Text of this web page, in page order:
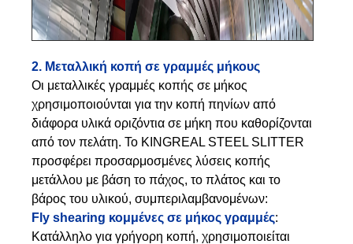
2. Μεταλλική κοπή σε γραμμές μήκους
Οι μεταλλικές γραμμές κοπής σε μήκος
χρησιμοποιούνται για την κοπή πηνίων από
διάφορα υλικά οριζόντια σε μήκη που καθορίζονται
από τον πελάτη. Το KINGREAL STEEL SLITTER
προσφέρει προσαρμοσμένες λύσεις κοπής
μετάλλου με βάση το πάχος, το πλάτος και το
βάρος του υλικού, συμπεριλαμβανομένων:
Fly shearing κομμένες σε μήκος γραμμές:
Κατάλληλο για γρήγορη κοπή, χρησιμοποιείται